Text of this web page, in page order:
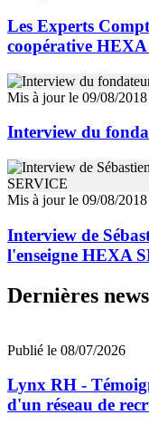
Les Experts
coopérative
Mis à jour le 09/08/2018
Interview du
Mis à jour le 09/08/2018
Interview de
l'enseigne HEXA
Dernières
Publié le 08/07/2026
Lynx RH -
d'un réseau de